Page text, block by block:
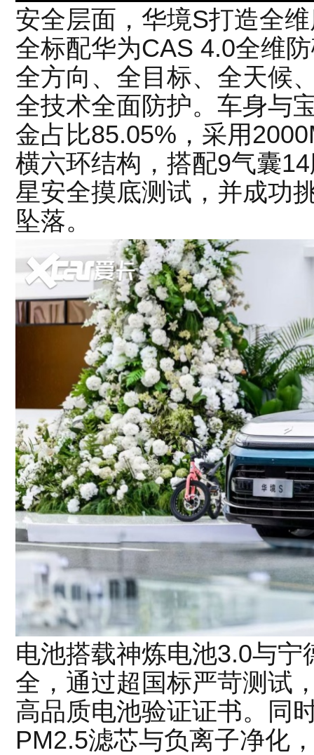
安全层面，华境S打造全
全标配华为CAS 4.0全维
全方向、全目标、全天候
全技术全面防护。车身与
金占比85.05%，采用
横六环结构，搭配9气囊
星安全摸底测试，并成功
坠落。
电池搭载神炼电池3.0与宁
全，通过超国标严苛测试
高品质电池验证证书。同
PM2.5滤芯与负离子净化